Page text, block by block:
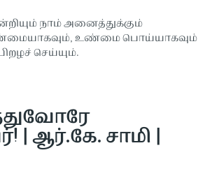
நாம் அனைத்துக்கும்
உண்மை பொய்யாகவும்
செய்யும்.
| ஆர்.கே. சாமி |